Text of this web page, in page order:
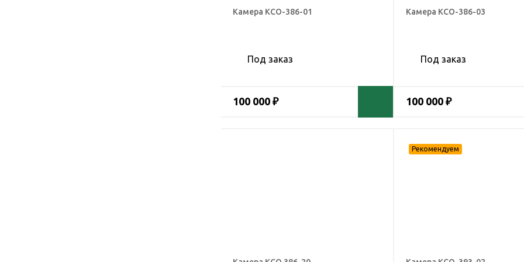
Камера КСО-386-01
Под заказ
100 000 ₽
Камера КСО-386-03
Под заказ
100 000 ₽